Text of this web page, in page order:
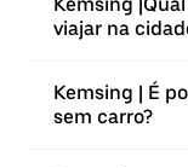
viajar na
Kemsing | É
sem carro?